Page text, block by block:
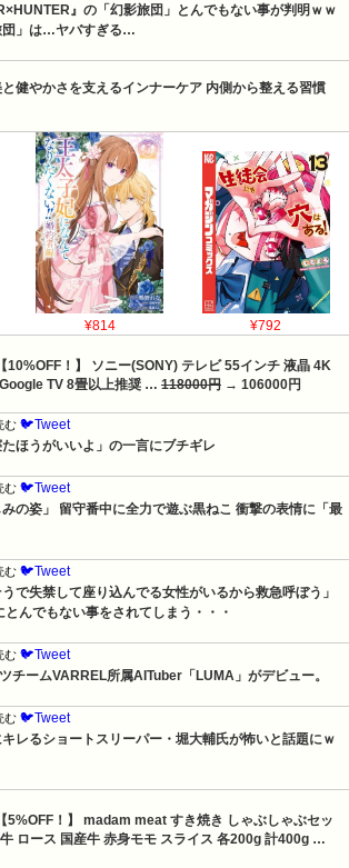
』の「幻影旅団」とんでもない事が判明ｗｗ
団」は…ヤバすぎる…
健やかさを支えるインナーケア 内側から整える習慣
¥814 ¥792
10%OFF！】 ソニー(SONY) テレビ 55インチ 液晶 4K
TV 8畳以上推奨 … 118000円 → 106000円
む 🐦Tweet
ほうがいいよ」の一言にブチギレ
む 🐦Tweet
みの姿」 留守番中に全力で遊ぶ黒ねこ 衝撃の表情に「最
む 🐦Tweet
うで失禁して座り込んでる女性がいるから救急呼ぼう」
んでもない事をされてしまう・・・
む 🐦Tweet
チームVARREL所属AITuber「LUMA」がデビュー。
む 🐦Tweet
キレるショートスリーパー・堀大輔氏が怖いと話題にｗ
5%OFF！】 madam meat すき焼き しゃぶしゃぶセッ
牛 ロース 国産牛 赤身モモ スライス 各200g 計400g …